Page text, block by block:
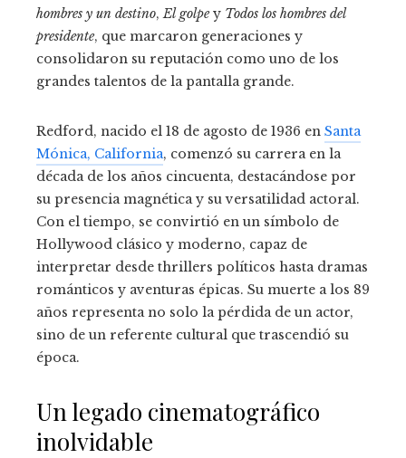
hombres y un destino,El golpey Todos los hombres del
presidente, que marcaron generaciones y
consolidaron su reputación como uno de los
grandes talentos de la pantalla grande.
Redford, nacido el 18 de agosto de 1936 en Santa
Mónica, California, comenzó su carrera en la
década de los años cincuenta, destacándose por
su presencia magnética y su versatilidad actoral.
Con el tiempo, se convirtió en un símbolo de
Hollywood clásico y moderno, capaz de
interpretar desde thrillers políticos hasta dramas
románticos y aventuras épicas. Su muerte a los 89
años representa no solo la pérdida de un actor,
sino de un referente cultural que trascendió su
época.
Un legado cinematográfico
inolvidable